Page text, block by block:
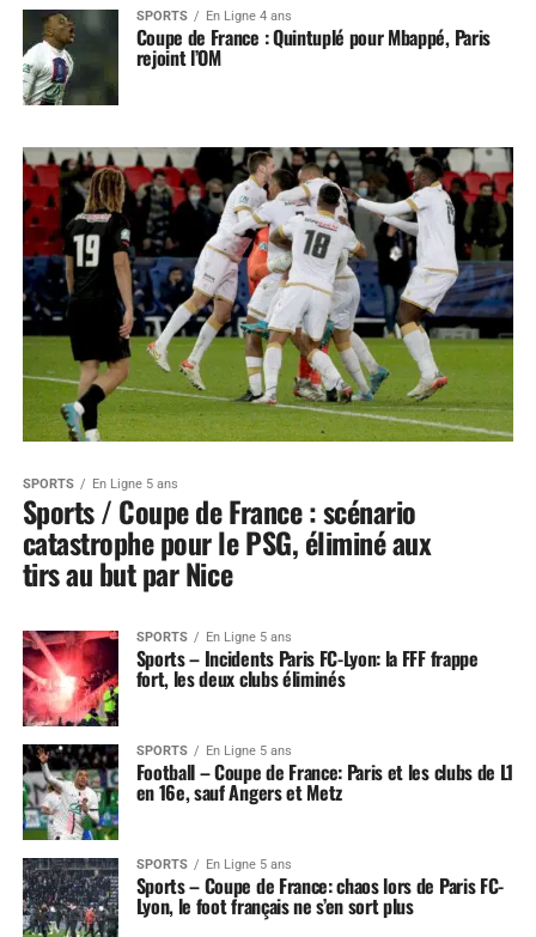
SPORTS En Ligne 4 ans
Coupe de France : Quintuplé pour Mbappé, Paris
rejoint l’OM
SPORTS En Ligne 5 ans
Sports / Coupe de France : scénario
catastrophe pour le PSG, éliminé aux
tirs au but par Nice
SPORTS En Ligne 5 ans
Sports – Incidents Paris FC-Lyon: la FFF frappe
fort, les deux clubs éliminés
SPORTS En Ligne 5 ans
Football – Coupe de France: Paris et les clubs de L1
en 16e, sauf Angers et Metz
SPORTS En Ligne 5 ans
Sports – Coupe de France: chaos lors de Paris FC-
Lyon, le foot français ne s’en sort plus